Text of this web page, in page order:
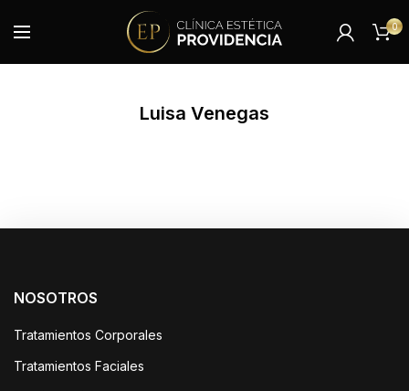
0
Luisa Venegas
NOSOTROS
Tratamientos Corporales
Tratamientos Faciales